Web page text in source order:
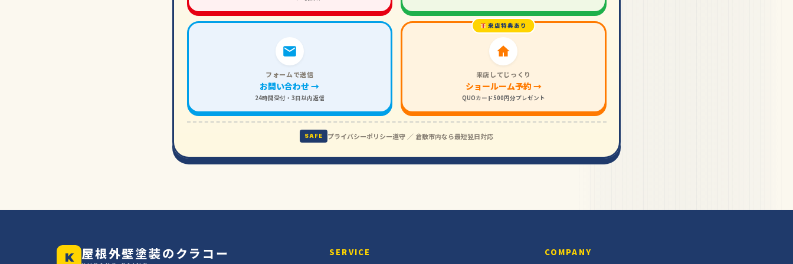
フォームで送信
お問い合わせ →
24時間受付・3日以内返信
来店特典あり
来店してじっくり
ショールーム予約 →
QUOカード500円分プレゼント
SAFE プライバシーポリシー遵守 ／ 倉敷市内なら最短翌日対応
K 屋根外壁塗装のクラコー SERVICE COMPANY